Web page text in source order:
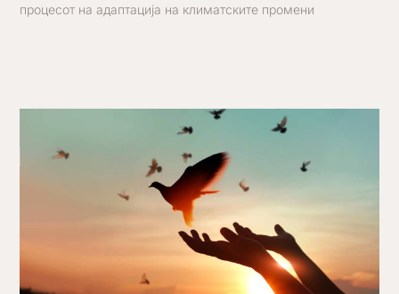
процесот на адаптација на климатските промени